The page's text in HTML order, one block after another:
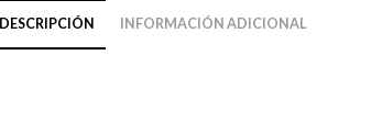
DESCRIPCIÓN INFORMACIÓN ADICIONAL